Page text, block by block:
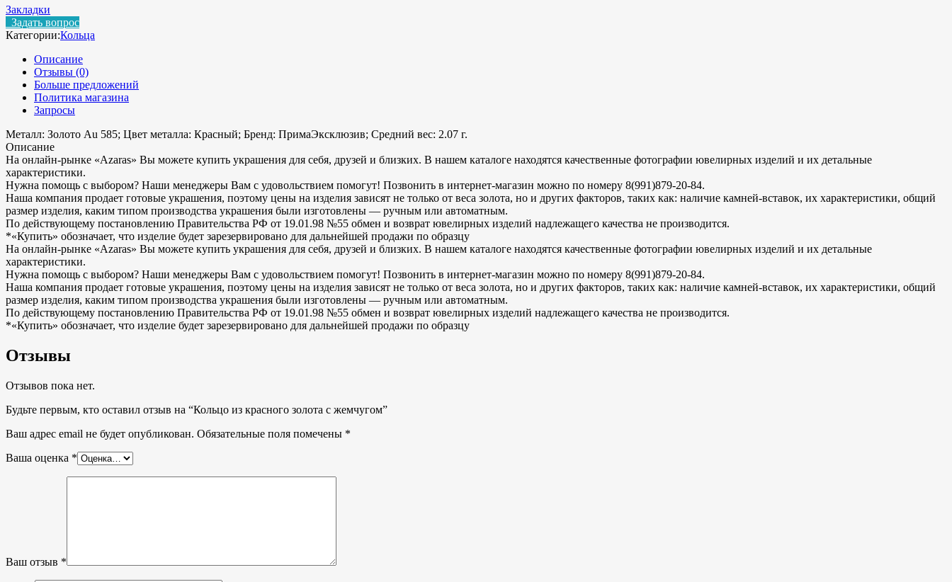
Закладки
Задать вопрос
Категории:Кольца
Описание
Отзывы (0)
Больше предложений
Политика магазина
Запросы
Металл: Золото Au 585; Цвет металла: Красный; Бренд: ПримаЭксклюзив; Средний вес: 2.07 г.
Описание
На онлайн-рынке «Azaras» Вы можете купить украшения для себя, друзей и близких. В нашем каталоге находятся качественные фотографии ювелирных изделий и их детальные
характеристики.
Нужна помощь с выбором? Наши менеджеры Вам с удовольствием помогут! Позвонить в интернет-магазин можно по номеру 8(991)879-20-84.
Наша компания продает готовые украшения, поэтому цены на изделия зависят не только от веса золота, но и других факторов, таких как: наличие камней-вставок, их характеристики, общий
размер изделия, каким типом производства украшения были изготовлены — ручным или автоматным.
По действующему постановлению Правительства РФ от 19.01.98 №55 обмен и возврат ювелирных изделий надлежащего качества не производится.
*«Купить» обозначает, что изделие будет зарезервировано для дальнейшей продажи по образцу
На онлайн-рынке «Azaras» Вы можете купить украшения для себя, друзей и близких. В нашем каталоге находятся качественные фотографии ювелирных изделий и их детальные
характеристики.
Нужна помощь с выбором? Наши менеджеры Вам с удовольствием помогут! Позвонить в интернет-магазин можно по номеру 8(991)879-20-84.
Наша компания продает готовые украшения, поэтому цены на изделия зависят не только от веса золота, но и других факторов, таких как: наличие камней-вставок, их характеристики, общий
размер изделия, каким типом производства украшения были изготовлены — ручным или автоматным.
По действующему постановлению Правительства РФ от 19.01.98 №55 обмен и возврат ювелирных изделий надлежащего качества не производится.
*«Купить» обозначает, что изделие будет зарезервировано для дальнейшей продажи по образцу
Отзывы
Отзывов пока нет.
Будьте первым, кто оставил отзыв на “Кольцо из красного золота с жемчугом”
Ваш адрес email не будет опубликован. Обязательные поля помечены *
Ваша оценка *
Ваш отзыв *